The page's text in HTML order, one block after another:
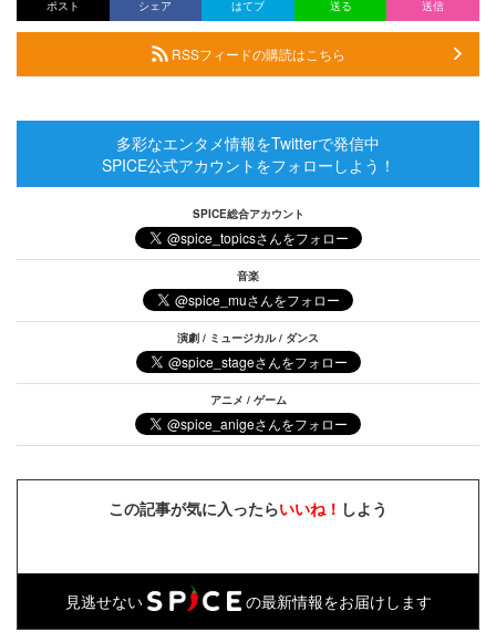
ポスト シェア はてブ 送る 送信
RSSフィードの購読はこちら
多彩なエンタメ情報をTwitterで発信中
SPICE公式アカウントをフォローしよう！
SPICE総合アカウント
音楽
演劇 / ミュージカル / ダンス
アニメ / ゲーム
この記事が気に入ったらいいね！ しよう
見逃せない の最新情報をお届けします